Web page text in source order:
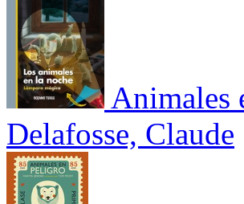
Animales
Delafosse, Claude